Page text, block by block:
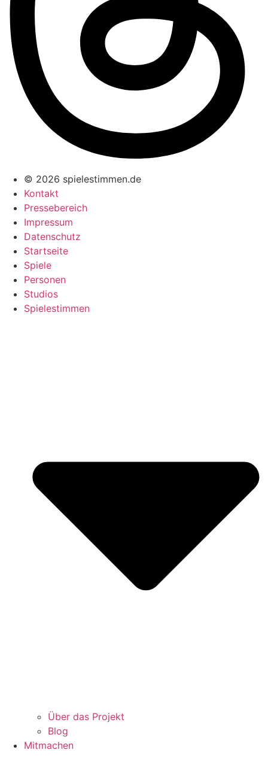
© 2026 spielestimmen.de
Kontakt
Pressebereich
Impressum
Datenschutz
Startseite
Spiele
Personen
Studios
Spielestimmen
Über das Projekt
Blog
Mitmachen